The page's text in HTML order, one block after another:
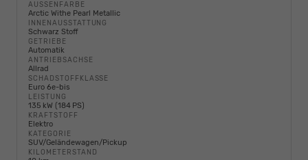
AUSSENFARBE
Arctic Withe Pearl Metallic
INNENAUSSTATTUNG
Schwarz Stoff
GETRIEBE
Automatik
ANTRIEBSACHSE
Allrad
SCHADSTOFFKLASSE
Euro 6e-bis
LEISTUNG
135 kW (184 PS)
KRAFTSTOFF
Elektro
KATEGORIE
SUV/Geländewagen/Pickup
KILOMETERSTAND